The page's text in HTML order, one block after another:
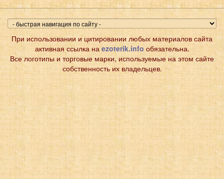
При использовании и цитировании любых материалов сайта
активная ссылка на ezoterik.info обязательна.
Все логотипы и торговые марки, используемые на этом сайте
собственность их владельцев.